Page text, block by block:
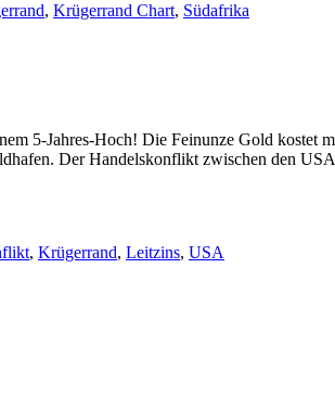
, Krügerrand Chart, Südafrika
5-Jahres-Hoch! Die Feinunze Gold
Der Handelskonflikt zwischen den
, Krügerrand, Leitzins, USA